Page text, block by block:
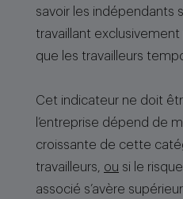
savoir les indépendants
travaillant exclusivement
que les travailleurs
Cet indicateur ne doit
l’entreprise dépend de
croissante de cette
travailleurs, ou si le
associé s’avère